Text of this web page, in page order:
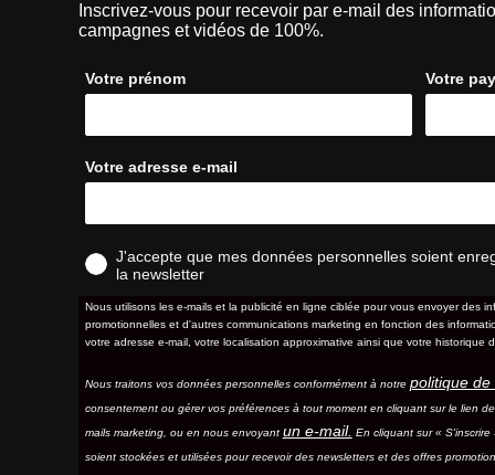
Inscrivez-vous pour recevoir par e-mail des
campagnes et vidéos de 100%.
Votre prénom Votre
Votre adresse e-mail
J'accepte que mes données personnelles soient
la newsletter
Nous utilisons les e-mails et la publicité en ligne ciblée pour vous envoyer des
promotionnelles et d'autres communications marketing en fonction des
votre adresse e-mail, votre localisation approximative ainsi que votre historique
Nous traitons vos données personnelles conformément à notre politique de
consentement ou gérer vos préférences à tout moment en cliquant sur le lien
mails marketing, ou en nous envoyant un e-mail. En cliquant sur «
soient stockées et utilisées pour recevoir des newsletters et des offres